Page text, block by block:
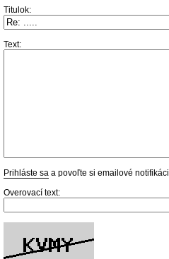
Titulok:
Text:
Prihláste sa a povoľte si emailové
Overovací text: